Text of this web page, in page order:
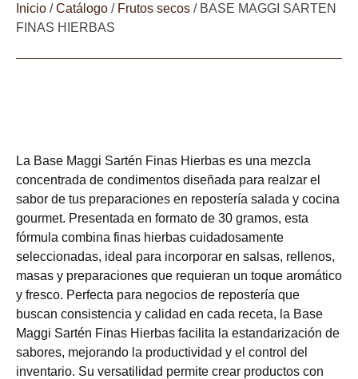
Inicio /Catálogo / Frutos secos / BASE MAGGI SARTEN
FINAS HIERBAS
La Base Maggi Sartén Finas Hierbas es una mezcla
concentrada de condimentos diseñada para realzar el
sabor de tus preparaciones en repostería salada y cocina
gourmet. Presentada en formato de 30 gramos, esta
fórmula combina finas hierbas cuidadosamente
seleccionadas, ideal para incorporar en salsas, rellenos,
masas y preparaciones que requieran un toque aromático
y fresco. Perfecta para negocios de repostería que
buscan consistencia y calidad en cada receta, la Base
Maggi Sartén Finas Hierbas facilita la estandarización de
sabores, mejorando la productividad y el control del
inventario. Su versatilidad permite crear productos con